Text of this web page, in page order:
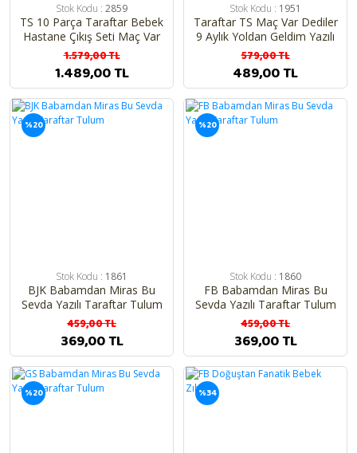
Stok Kodu : 2859
TS 10 Parça Taraftar Bebek
Hastane Çıkış Seti Maç Var
Dediler Geldik
1.579,00 TL
1.489,00 TL
Stok Kodu : 1951
Taraftar TS Maç Var Dediler
9 Aylık Yoldan Geldim Yazılı
Hastane Çıkış Seti
579,00 TL
489,00 TL
%20
Stok Kodu : 1861
BJK Babamdan Miras Bu
Sevda Yazılı Taraftar Tulum
459,00 TL
369,00 TL
%20
Stok Kodu : 1860
FB Babamdan Miras Bu
Sevda Yazılı Taraftar Tulum
459,00 TL
369,00 TL
%20 %34